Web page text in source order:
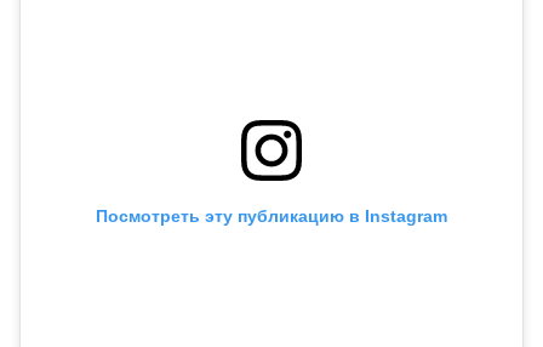
Посмотреть эту публикацию в Instagram